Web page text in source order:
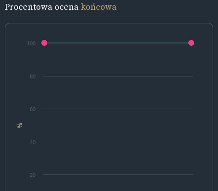
Procentowa ocenakońcowa
%
20
40
60
80
100